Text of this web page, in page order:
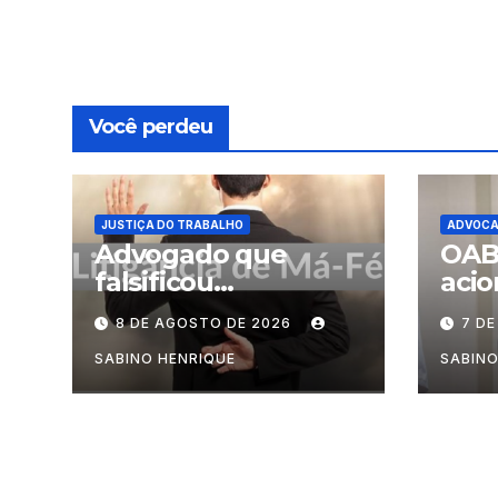
Você perdeu
JUSTIÇA DO TRABALHO
Advogado que
falsificou
jurisprudência é
condenado por
litigância de má-fé
8 DE AGOSTO DE 2026
SABINO HENRIQUE
7